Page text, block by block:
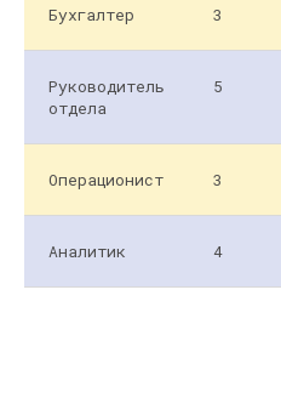
Бухгалтер 3
Руководитель
отдела
5
Операционист 3
Аналитик 4